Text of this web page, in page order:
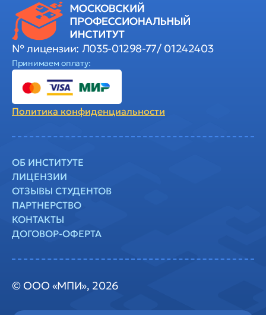
№ лицензии: Л035-01298-77/ 01242403
Принимаем оплату:
Политика конфиденциальности
© ООО «МПИ», 2026
ОБ ИНСТИТУТЕ
ЛИЦЕНЗИИ
ОТЗЫВЫ СТУДЕНТОВ
ПАРТНЕРСТВО
КОНТАКТЫ
ДОГОВОР-ОФЕРТА